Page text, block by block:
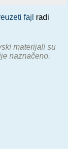
fajl radi
materijali su
naznačeno.